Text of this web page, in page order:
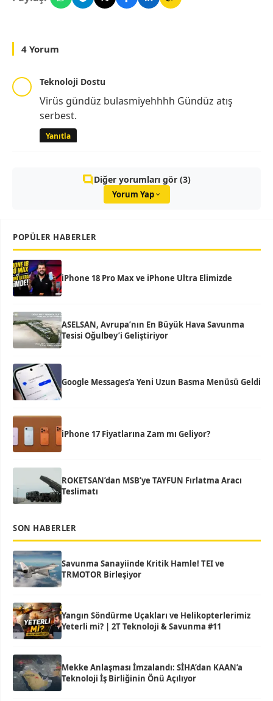
4 Yorum
Teknoloji Dostu
Virüs gündüz bulasmiyehhhh Gündüz atış
serbest.
Yanıtla
Diğer yorumları gör (3)
Yorum Yap
POPÜLER HABERLER
iPhone 18 Pro Max ve iPhone Ultra Elimizde
ASELSAN, Avrupa’nın En Büyük Hava Savunma
Tesisi Oğulbey’i Geliştiriyor
Google Messages’a Yeni Uzun Basma Menüsü Geldi
iPhone 17 Fiyatlarına Zam mı Geliyor?
ROKETSAN’dan MSB’ye TAYFUN Fırlatma Aracı
Teslimatı
SON HABERLER
Savunma Sanayiinde Kritik Hamle! TEI ve
TRMOTOR Birleşiyor
Yangın Söndürme Uçakları ve Helikopterlerimiz
Yeterli mi? | 2T Teknoloji & Savunma #11
Mekke Anlaşması İmzalandı: SİHA’dan KAAN’a
Teknoloji İş Birliğinin Önü Açılıyor